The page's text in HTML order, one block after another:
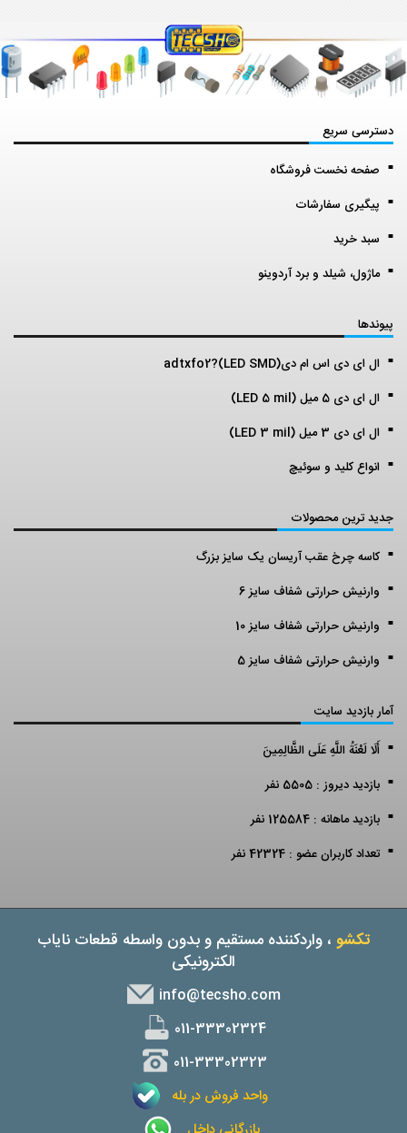
دسترسی سریع
صفحه نخست فروشگاه
پیگیری سفارشات
سبد خرید
ماژول، شیلد و برد آردوینو
پیوندها
ال ای دی اس ام دی(LED SMD)?adtxfo2
ال ای دی 5 میل (LED 5 mil)
ال ای دی 3 میل (LED 3 mil)
انواع کلید و سوئیچ
جدید ترین محصولات
کاسه چرخ عقب آریسان یک سایز بزرگ
وارنیش حرارتی شفاف سایز 6
وارنیش حرارتی شفاف سایز 10
وارنیش حرارتی شفاف سایز 5
آمار بازدید سایت
أَلَا لَعْنَةُ اللَّهِ عَلَى الظَّالِمِينَ
بازدید دیروز : 5505 نفر
بازدید ماهانه : 125584 نفر
تعداد کاربران عضو : 42324 نفر
تکشو ، واردکننده مستقیم و بدون واسطه قطعات نایاب
الکترونیکی
info@tecsho.com
011-33302324
011-33302323
واحد فروش در بله